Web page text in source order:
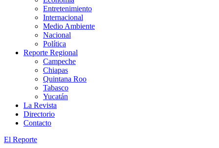
Entretenimiento
Internacional
Medio Ambiente
Nacional
Política
Reporte Regional
Campeche
Chiapas
Quintana Roo
Tabasco
Yucatán
La Revista
Directorio
Contacto
El Reporte